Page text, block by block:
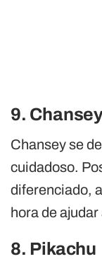
9.
Chansey se
cuidadoso.
diferenciado,
hora de
8. Pikachu